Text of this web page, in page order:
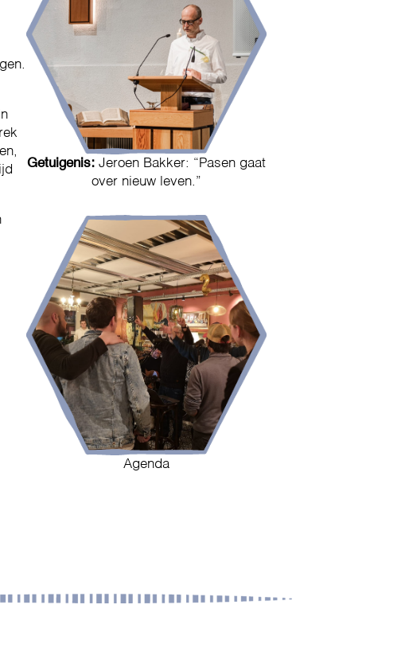
Getuigenis: Jeroen Bakker: “Pasen gaat
over nieuw leven.”
Agenda